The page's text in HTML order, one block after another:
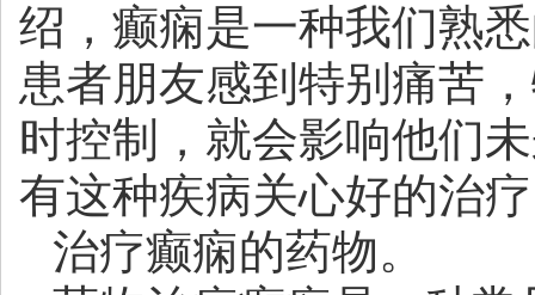
绍，癫痫是一种我们熟
患者朋友感到特别痛苦
时控制，就会影响他们
有这种疾病关心好的治
治疗癫痫的药物。